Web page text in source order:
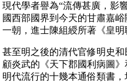
現代學者譽為“流傳甚廣，影
國西部國界到今天的甘肅嘉
一朝，進士陳組綬所著《皇明
甚至明之後的清代官修明史
顧炎武的《天下郡國利病圖
明代流行的十幾本通俗類書